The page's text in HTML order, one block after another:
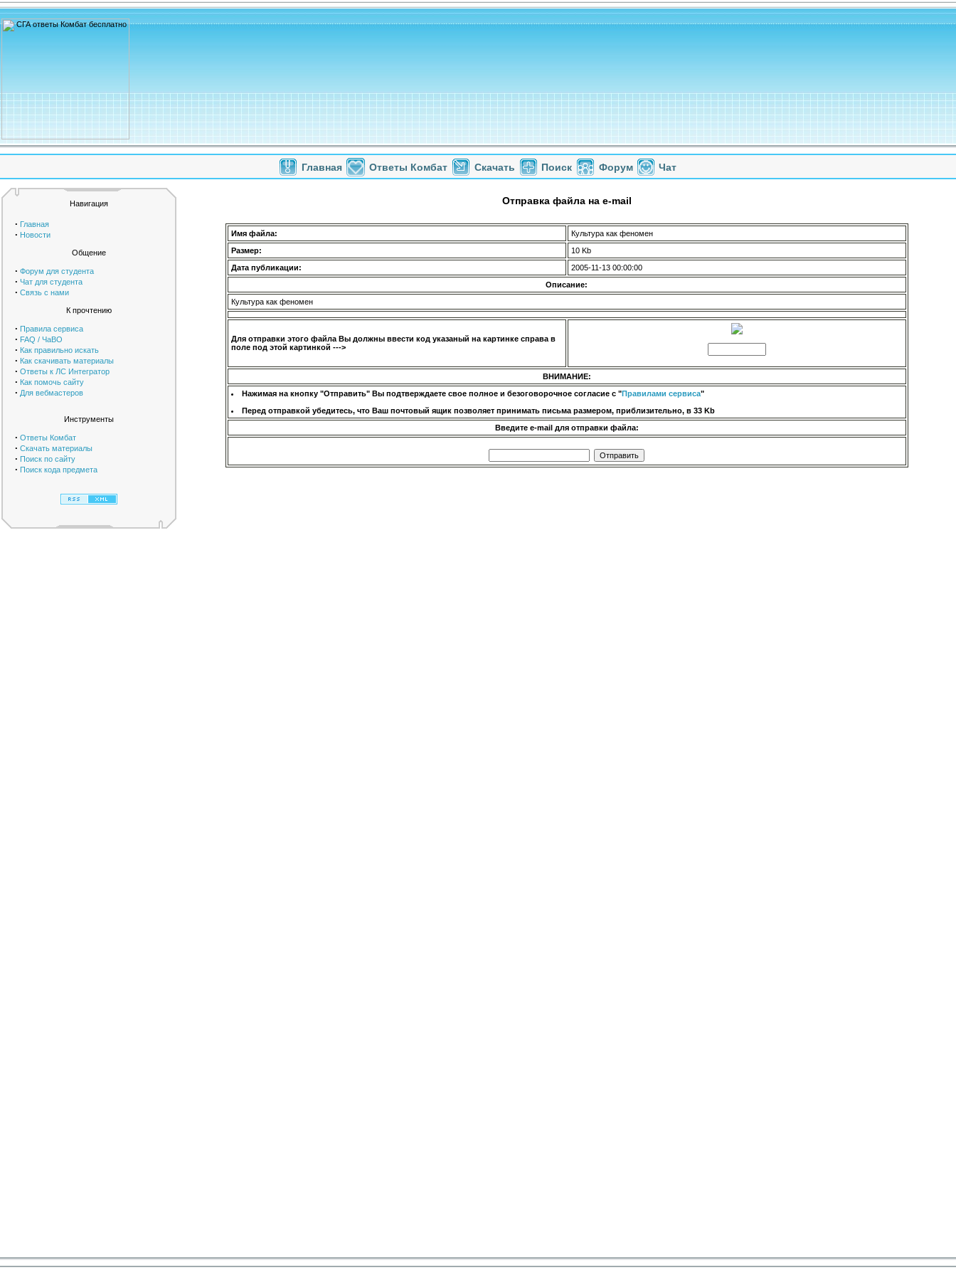
Главная Ответы Комбат Скачать Поиск Форум Чат
Навигация
· Главная
· Новости
Общение
· Форум для студента
· Чат для студента
· Связь с нами
К прочтению
· Правила сервиса
· FAQ / ЧаВО
· Как правильно искать
· Как скачивать материалы
· Ответы к ЛС Интегратор
· Как помочь сайту
· Для вебмастеров
Инструменты
· Ответы Комбат
· Скачать материалы
· Поиск по сайту
· Поиск кода предмета
Отправка файла на e-mail
Имя файла:
Культура как феномен
Размер:
10 Kb
Дата публикации:
2005-11-13 00:00:00
Описание:
Культура как феномен
Для отправки этого файла Вы должны ввести код указаный на картинке справа в
поле под этой картинкой --->
ВНИМАНИЕ:
Нажимая на кнопку "Отправить" Вы подтверждаете свое полное и безоговорочное согласие с "Правилами сервиса"
Перед отправкой убедитесь, что Ваш почтовый ящик позволяет принимать письма размером, приблизительно, в 33 Kb
Введите e-mail для отправки файла: